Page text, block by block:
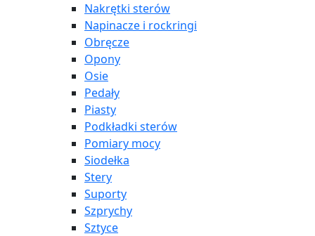
Nakrętki sterów
Napinacze i rockringi
Obręcze
Opony
Osie
Pedały
Piasty
Podkładki sterów
Pomiary mocy
Siodełka
Stery
Suporty
Szprychy
Sztyce